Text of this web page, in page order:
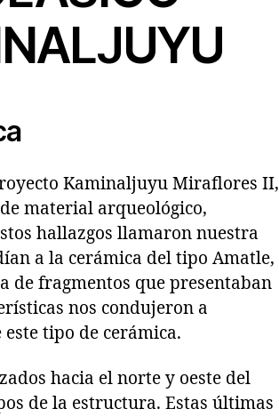
Kaminaljuyu Miraflores II,
material arqueológico,
hallazgos llamaron nuestra
a la cerámica del tipo Amatle,
de fragmentos que presentaban
nos condujeron a
tipo de cerámica.
hacia el norte y oeste del
de la estructura. Estas últimas